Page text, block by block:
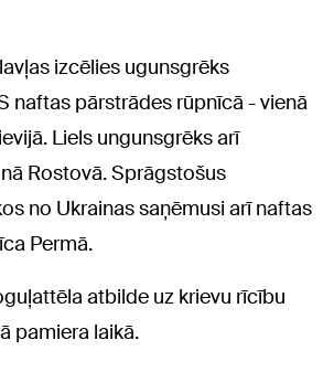
izcēlies ugunsgrēks
naftas pārstrādes rūpnīcā - vienā
Liels ungunsgrēks arī
Rostovā. Sprāgstošus
no Ukrainas saņēmusi arī naftas
Permā.
atbilde uz krievu rīcību
pamiera laikā.